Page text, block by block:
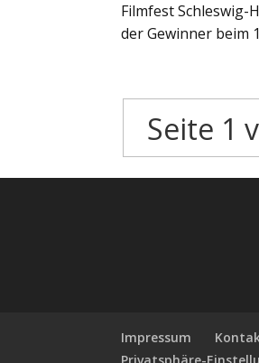
Filmfest Schleswig-
der Gewinner beim
Seite 1
Impressum